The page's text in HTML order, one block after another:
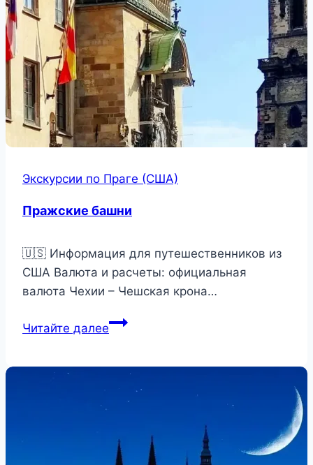
Экскурсии по Праге (США)
Пражские башни
🇺🇸 Информация для путешественников из
США Валюта и расчеты: официальная
валюта Чехии – Чешская крона…
Читайте далееПражские